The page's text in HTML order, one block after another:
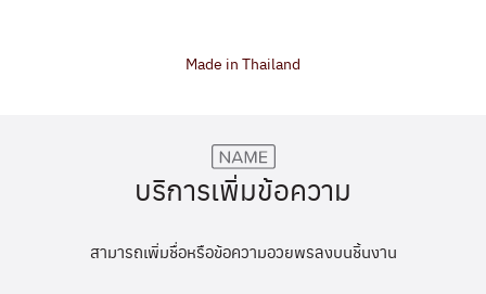
Made in Thailand
บริการเพิ่มข้อความ
สามารถเพิ่มชื่อหรือข้อความอวยพรลงบนชิ้นงาน